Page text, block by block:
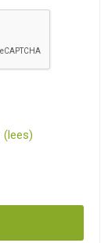
(lees)